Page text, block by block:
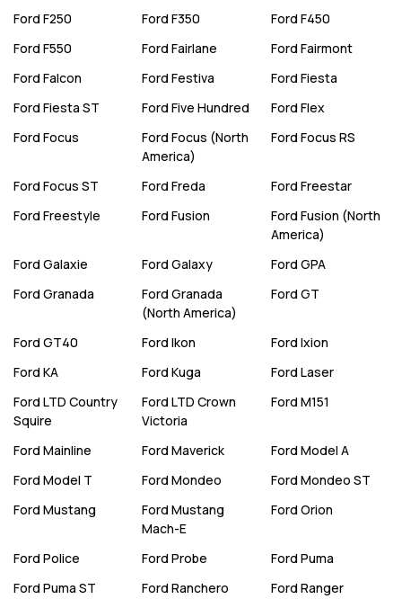
Ford F250 Ford F350 Ford F450
Ford F550 Ford Fairlane Ford Fairmont
Ford Falcon Ford Festiva Ford Fiesta
Ford Fiesta ST Ford Five Hundred Ford Flex
Ford Focus Ford Focus (North
America)
Ford Focus RS
Ford Focus ST Ford Freda Ford Freestar
Ford Freestyle Ford Fusion Ford Fusion (North
America)
Ford Galaxie Ford Galaxy Ford GPA
Ford Granada Ford Granada
(North America)
Ford GT
Ford GT40 Ford Ikon Ford Ixion
Ford KA Ford Kuga Ford Laser
Ford LTD Country
Squire
Ford LTD Crown
Victoria
Ford M151
Ford Mainline Ford Maverick Ford Model A
Ford Model T Ford Mondeo Ford Mondeo ST
Ford Mustang Ford Mustang
Mach-E
Ford Orion
Ford Police Ford Probe Ford Puma
Ford Puma ST Ford Ranchero Ford Ranger